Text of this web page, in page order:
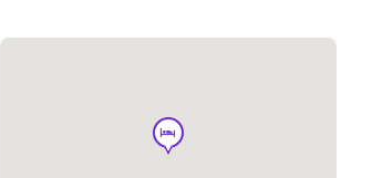
hotel